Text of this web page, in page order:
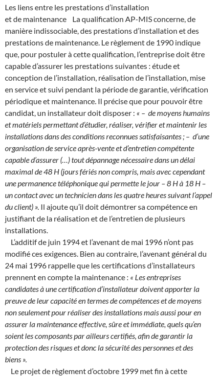
Les liens entre les prestations d’installation
et de maintenance La qualification AP-MIS concerne, de
manière indissociable, des prestations d’installation et des
prestations de maintenance. Le règlement de 1990 indique
que, pour postuler à cette qualification, l’entreprise doit être
capable d’assurer les prestations suivantes : étude et
conception de l’installation, réalisation de l’installation, mise
en service et suivi pendant la période de garantie, vérification
périodique et maintenance. Il précise que pour pouvoir être
candidat, un installateur doit disposer : « – de moyens humains
et matériels permettant d’étudier, réaliser, vérifier et maintenir les
installations dans des conditions reconnues satisfaisantes ; – d’une
organisation de service après-vente et d’entretien compétente
capable d’assurer (…) tout dépannage nécessaire dans un délai
maximal de 48 H (jours fériés non compris, mais avec cependant
une permanence téléphonique qui permette le jour – 8 H à 18 H –
un contact avec un technicien dans les quatre heures suivant l’appel
du client) ». Il ajoute qu’il doit démontrer sa compétence en
justifiant de la réalisation et de l’entretien de plusieurs
installations.
L’additif de juin 1994 et l’avenant de mai 1996 n’ont pas
modifié ces exigences. Bien au contraire, l’avenant général du
24 mai 1996 rappelle que les certifications d’installateurs
prennent en compte la maintenance : « Les entreprises
candidates à une certification d’installateur doivent apporter la
preuve de leur capacité en termes de compétences et de moyens
non seulement pour réaliser des installations mais aussi pour en
assurer la maintenance effective, sûre et immédiate, quels qu’en
soient les composants par ailleurs certifiés, afin de garantir la
protection des risques et donc la sécurité des personnes et des
biens ».
Le projet de règlement d’octobre 1999 met fin à cette